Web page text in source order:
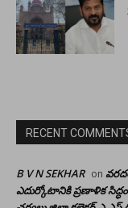
RECENT
B V N SEKHAR on
ఎదుర్కోటానికి ప్రణాళిక